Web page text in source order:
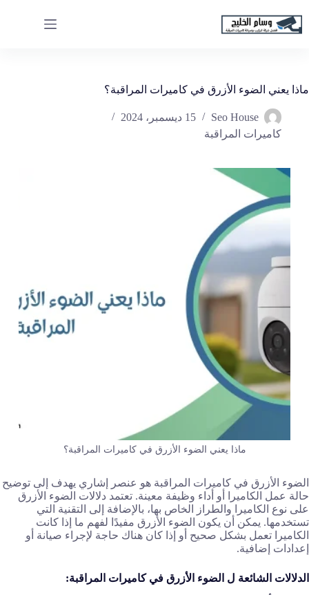
إلى
المحتوى
ماذا يعني الضوء الأزرق في كاميرات المراقبة؟
Seo House
15 ديسمبر، 2024
كاميرات المراقبة
ماذا يعني الضوء الأزرق في كاميرات المراقبة؟
الضوء الأزرق في كاميرات المراقبة هو عنصر إشاري يهدف إلى توضيح
حالة عمل الكاميرا أو أداء وظيفة معينة. تعتمد دلالات الضوء الأزرق
على نوع الكاميرا والطراز الخاص بها، بالإضافة إلى التقنية التي
تستخدمها. يمكن أن يكون الضوء الأزرق مفيدًا لفهم ما إذا كانت
الكاميرا تعمل بشكل صحيح أو إذا كان هناك حاجة لإجراء صيانة أو
إعدادات إضافية.
الدلالات الشائعة ل الضوء الأزرق في كاميرات المراقبة: